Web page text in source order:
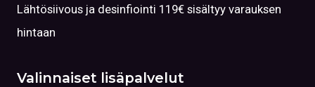
Lähtösiivous ja desinfiointi 119€ sisältyy varauksen
hintaan
Valinnaiset lisäpalvelut